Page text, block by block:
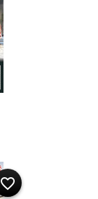
favorite_border